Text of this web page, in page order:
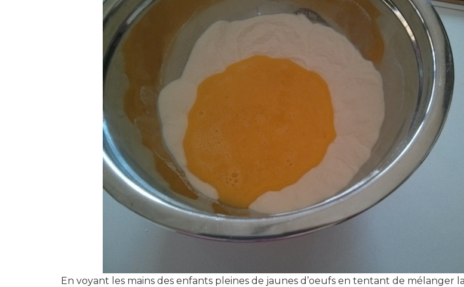
En voyant les mains des enfants pleines de jaunes d’oeufs en tentant de mélanger